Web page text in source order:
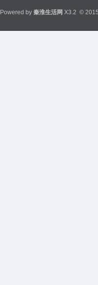
Powered by 秦淮生活网 X3.2 ©